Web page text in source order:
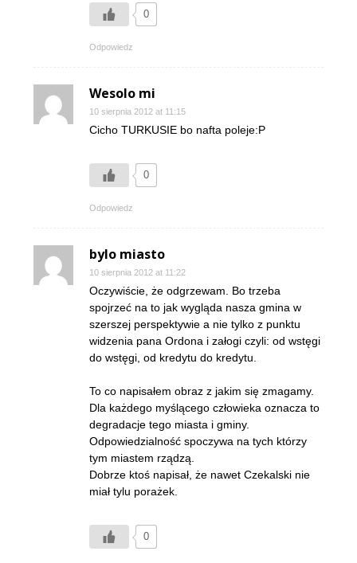
0
Odpowiedz
Wesolo mi
10 sierpnia 2012 at 11:15
Cicho TURKUSIE bo nafta poleje:P
0
Odpowiedz
bylo miasto
10 sierpnia 2012 at 11:22
Oczywiście, że odgrzewam. Bo trzeba
spojrzeć na to jak wygląda nasza gmina w
szerszej perspektywie a nie tylko z punktu
widzenia pana Ordona i załogi czyli: od wstęgi
do wstęgi, od kredytu do kredytu.
To co napisałem obraz z jakim się zmagamy.
Dla każdego myślącego człowieka oznacza to
degradacje tego miasta i gminy.
Odpowiedzialność spoczywa na tych którzy
tym miastem rządzą.
Dobrze ktoś napisał, że nawet Czekalski nie
miał tylu porażek.
0